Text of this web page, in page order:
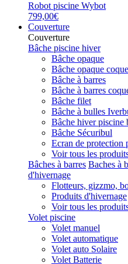
Robot piscine Wybot
799,00€
Couverture
Couverture
Bâche piscine hiver
Bâche opaque
Bâche opaque
Bâche à barres
Bâche à barres
Bâche filet
Bâche à bulles
Bâche hiver piscine
Bâche Sécuribul
Ecran de protection
Voir tous les
Bâches à barres Baches à
d'hivernage
Flotteurs, gizzmo,
Produits d'hivernage
Voir tous les
Volet piscine
Volet manuel
Volet automatique
Volet auto Solaire
Volet Batterie